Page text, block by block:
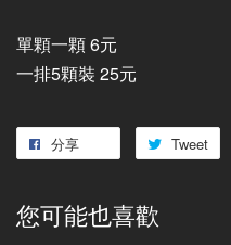
單顆一顆 6元
一排5顆裝 25元
分享 Tweet
您可能也喜歡